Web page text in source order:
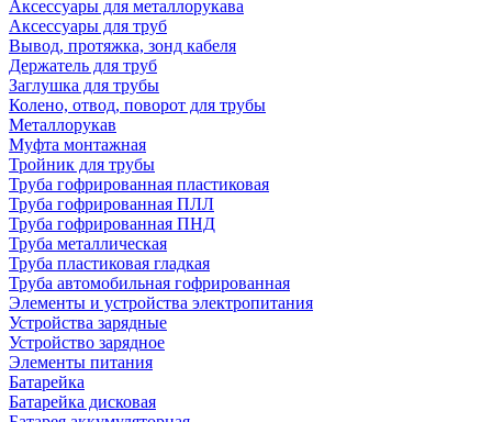
Аксессуары для металлорукава
Аксессуары для труб
Вывод, протяжка, зонд кабеля
Держатель для труб
Заглушка для трубы
Колено, отвод, поворот для трубы
Металлорукав
Муфта монтажная
Тройник для трубы
Труба гофрированная пластиковая
Труба гофрированная ПЛЛ
Труба гофрированная ПНД
Труба металлическая
Труба пластиковая гладкая
Труба автомобильная гофрированная
Элементы и устройства электропитания
Устройства зарядные
Устройство зарядное
Элементы питания
Батарейка
Батарейка дисковая